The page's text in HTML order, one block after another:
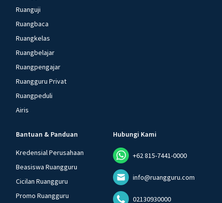
Ruanguji
Ruangbaca
Ruangkelas
Ruangbelajar
Ruangpengajar
Ruangguru Privat
Ruangpeduli
Airis
Bantuan & Panduan
Kredensial Perusahaan
Beasiswa Ruangguru
Cicilan Ruangguru
Promo Ruangguru
Hubungi Kami
+62 815-7441-0000
info@ruangguru.com
02130930000